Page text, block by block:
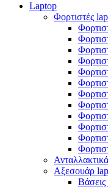
Laptop
Φορτιστές
Αξεσουάρ